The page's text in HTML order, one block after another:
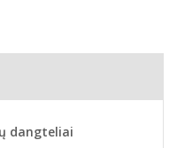
dangteliai